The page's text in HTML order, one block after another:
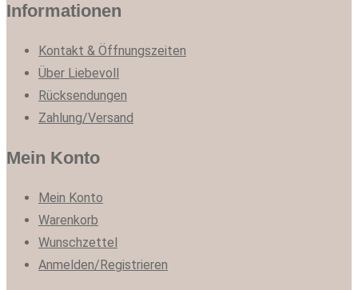
Informationen
Kontakt & Öffnungszeiten
Über Liebevoll
Rücksendungen
Zahlung/Versand
Mein Konto
Mein Konto
Warenkorb
Wunschzettel
Anmelden/Registrieren